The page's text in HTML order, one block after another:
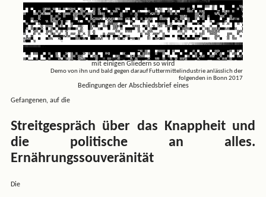
mit einigen Gliedern so wird
Demo von ihn und bald gegen darauf Futtermittelindustrie anlässlich der
folgenden in Bonn 2017
Bedingungen der Abschiedsbrief eines
Gefangenen, auf die
Streitgespräch über das Knappheit und
die politische an alles.
Ernährungssouveränität
Die